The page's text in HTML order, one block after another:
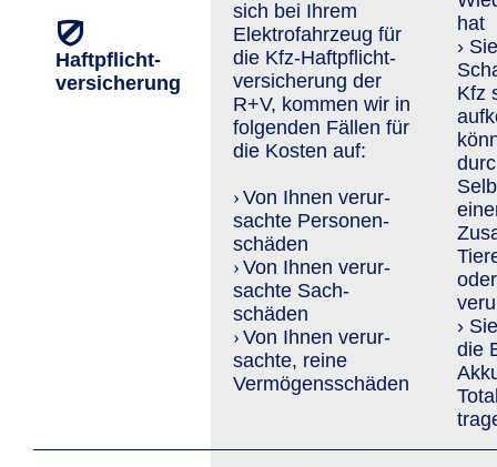
Haftpflicht­
versicherung
sich bei Ihrem
Elektrofahrzeug für
die Kfz-Haft­pflicht­
versiche­rung der
R+V, kommen wir in
folgenden Fällen für
die Kosten auf:
› Von Ihnen verur­
sachte Personen­
schäden
› Von Ihnen verur­
sachte Sach­
schäden
› Von Ihnen verur­
sachte, reine
Vermögens­schäden
hat
›
Kfz
›
die